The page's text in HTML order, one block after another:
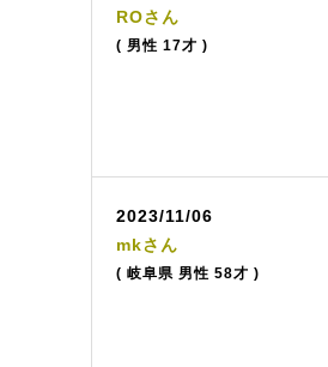
ROさん
( 男性 17才 )
2023/11/06
mkさん
( 岐阜県 男性 58才 )